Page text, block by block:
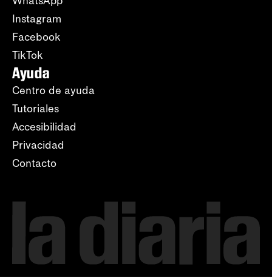
Instagram
Facebook
TikTok
Ayuda
Centro de ayuda
Tutoriales
Accesibilidad
Privacidad
Contacto